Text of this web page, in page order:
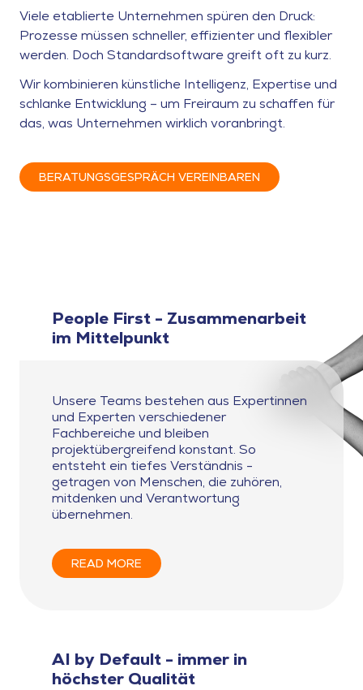
Viele etablierte Unternehmen spüren den Druck:
Prozesse müssen schneller, effizienter und flexibler
werden. Doch Standardsoftware greift oft zu kurz.
Wir kombinieren künstliche Intelligenz, Expertise und
schlanke Entwicklung – um Freiraum zu schaffen für
das, was Unternehmen wirklich voranbringt.
BERATUNGSGESPRÄCH VEREINBAREN
People First - Zusammenarbeit
im Mittelpunkt
Unsere Teams bestehen aus Expertinnen
und Experten verschiedener
Fachbereiche und bleiben
projektübergreifend konstant. So
entsteht ein tiefes Verständnis -
getragen von Menschen, die zuhören,
mitdenken und Verantwortung
übernehmen.
READ MORE
AI by Default - immer in
höchster Qualität